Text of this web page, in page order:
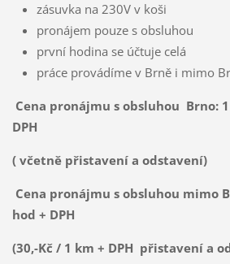
zásuvka na 230V v koši
pronájem pouze s obsluhou
první hodina se účtuje celá
práce provádíme v Brně i mimo
Cena pronájmu s obsluhou Brno:
DPH
( včetně přistavení a odstavení)
Cena pronájmu s obsluhou mimo
hod + DPH
(30,-Kč / 1 km + DPH přistavení a